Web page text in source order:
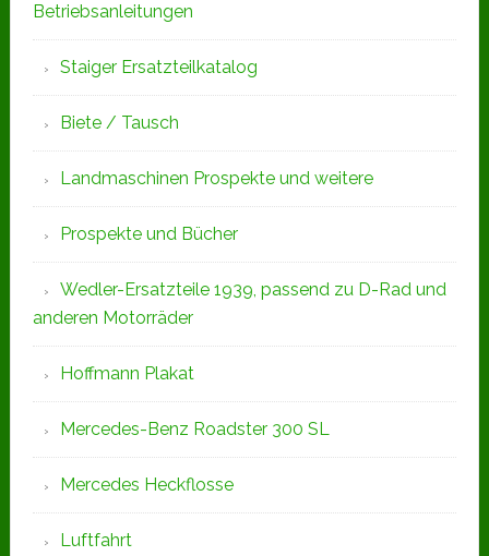
Betriebsanleitungen
Staiger Ersatzteilkatalog
Biete / Tausch
Landmaschinen Prospekte und weitere
Prospekte und Bücher
Wedler-Ersatzteile 1939, passend zu D-Rad und
anderen Motorräder
Hoffmann Plakat
Mercedes-Benz Roadster 300 SL
Mercedes Heckflosse
Luftfahrt